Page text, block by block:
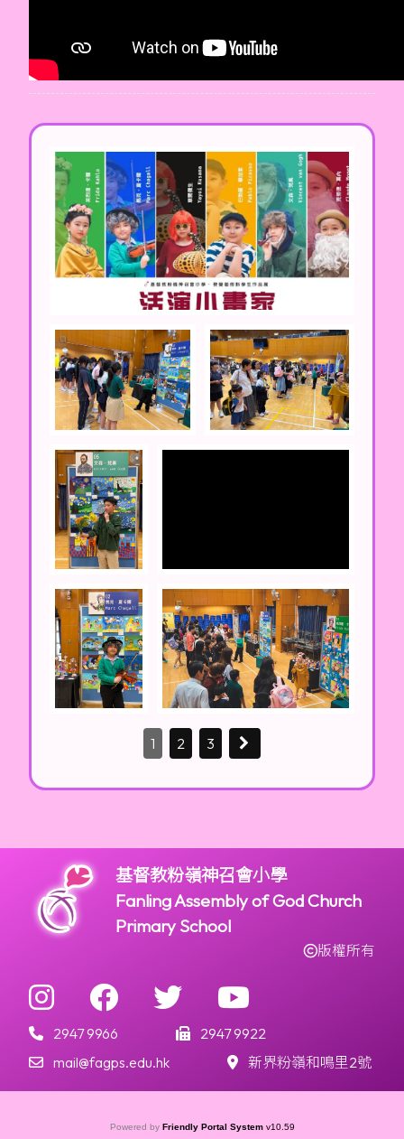
1 2 3
基督教粉嶺神召會小學
Fanling Assembly of God Church
Primary School
版權所有
2947 9966
2947 9922
mail@fagps.edu.hk
新界粉嶺和鳴里2號
Powered by Friendly Portal System v10.59